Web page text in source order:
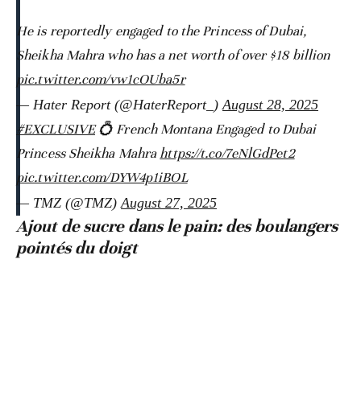
He is reportedly engaged to the Princess of Dubai,
Sheikha Mahra who has a net worth of over $18 billion
pic.twitter.com/vw1cOUba5r
— Hater Report (@HaterReport_)August 28, 2025
#EXCLUSIVE💍 French Montana Engaged to Dubai
Princess Sheikha Mahrahttps://t.co/7eNlGdPet2
pic.twitter.com/DYW4p1iBOL
— TMZ (@TMZ)August 27, 2025
Ajout de sucre dans le pain: des boulangers
pointés du doigt